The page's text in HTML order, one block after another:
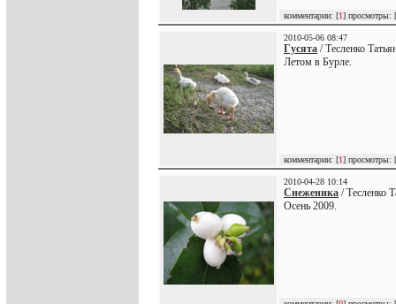
комментарии: [1] просмотры: [
2010-05-06 08:47
Гусята / Тесленко
Летом в Бурле.
комментарии: [1] просмотры: [
2010-04-28 10:14
Снеженика / Тесленко
Осень 2009.